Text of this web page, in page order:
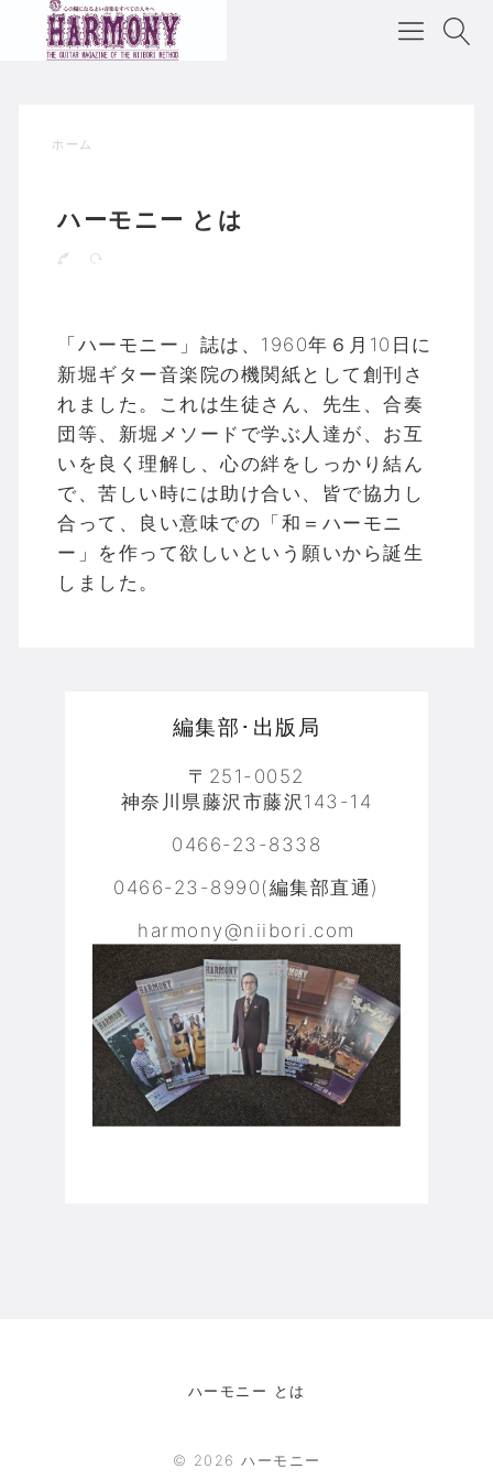
ホーム
ハーモニー とは
「ハーモニー」誌は、1960年６月10日に
新堀ギター音楽院の機関紙として創刊さ
れました。これは生徒さん、先生、合奏
団等、新堀メソードで学ぶ人達が、お互
いを良く理解し、心の絆をしっかり結ん
で、苦しい時には助け合い、皆で協力し
合って、良い意味での「和＝ハーモニ
ー」を作って欲しいという願いから誕生
しました。
編集部･出版局
〒251-0052
神奈川県藤沢市藤沢143-14
0466-23-8338
0466-23-8990(編集部直通)
harmony@niibori.com
ハーモニー とは
© 2026 ハーモニー